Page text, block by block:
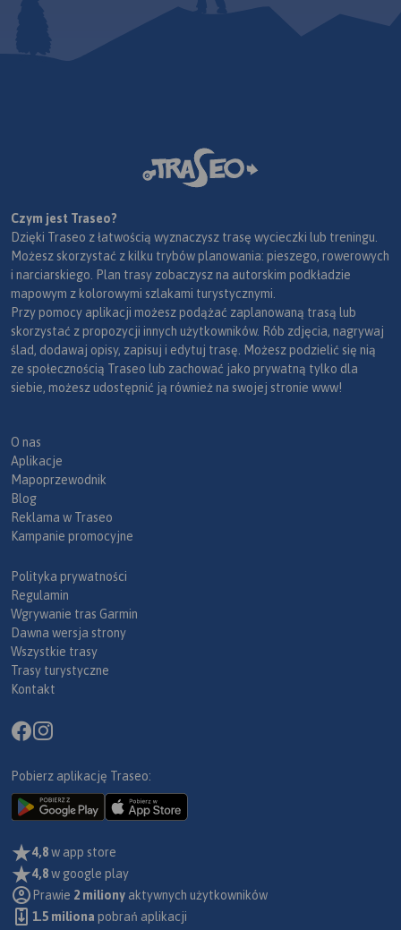
Czym jest Traseo?
Dzięki Traseo z łatwością wyznaczysz trasę wycieczki lub treningu.
Możesz skorzystać z kilku trybów planowania: pieszego, rowerowych
i narciarskiego. Plan trasy zobaczysz na autorskim podkładzie
mapowym z kolorowymi szlakami turystycznymi.
Przy pomocy aplikacji możesz podążać zaplanowaną trasą lub
skorzystać z propozycji innych użytkowników. Rób zdjęcia, nagrywaj
ślad, dodawaj opisy, zapisuj i edytuj trasę. Możesz podzielić się nią
ze społecznością Traseo lub zachować jako prywatną tylko dla
siebie, możesz udostępnić ją również na swojej stronie www!
O nas
Aplikacje
Mapoprzewodnik
Blog
Reklama w Traseo
Kampanie promocyjne
Polityka prywatności
Regulamin
Wgrywanie tras Garmin
Dawna wersja strony
Wszystkie trasy
Trasy turystyczne
Kontakt
Pobierz aplikację Traseo:
4,8w app store
4,8w google play
Prawie 2 miliony aktywnych użytkowników
1.5 miliona pobrań aplikacji